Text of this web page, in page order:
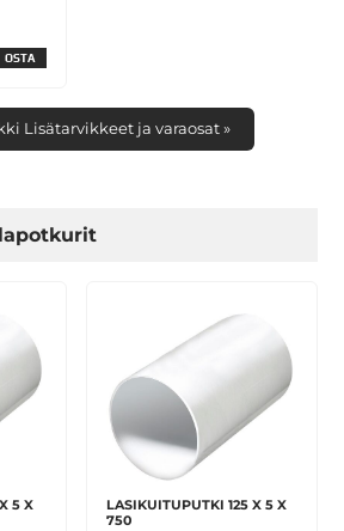
OSTA
Lisätarvikkeet ja varaosat »
5 X
LASIKUITUPUTKI 125 X 5 X
750